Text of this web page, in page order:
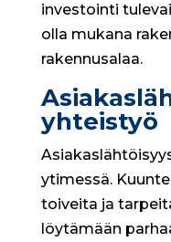
investointi
olla mukana
rakennusalaa.
yhteistyö
ytimessä.
toiveita ja
löytämään